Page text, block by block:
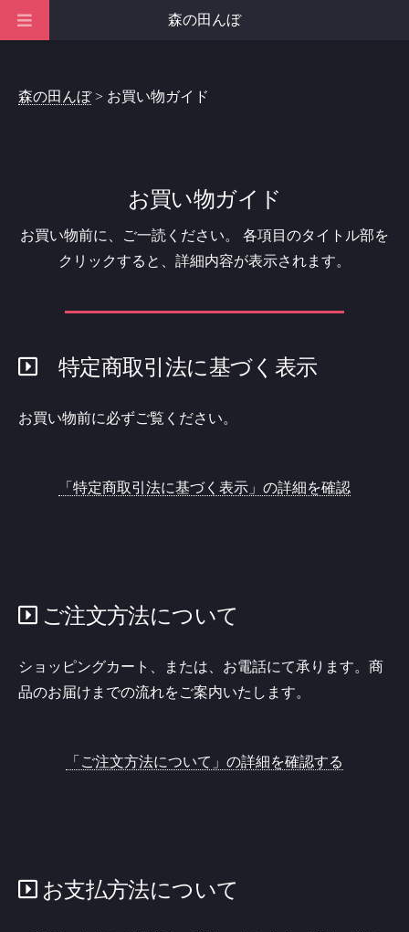
森の田んぼ> お買い物ガイド
お買い物ガイド
お買い物前に、ご一読ください。
各項目のタイトル部を
クリックすると、詳細内容が表示されます。
特定商取引法に基づく表示
お買い物前に必ずご覧ください。
「特定商取引法に基づく表示」の詳細を確認
ご注文方法について
ショッピングカート、または、お電話にて承ります。商
品のお届けまでの流れをご案内いたします。
「ご注文方法について」の詳細を確認する
お支払方法について
森の田んぼ